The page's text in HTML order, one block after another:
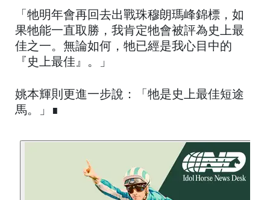
「牠明年會再回去出戰珠穆朗瑪峰錦標，如
果牠能一直取勝，我肯定牠會被評為史上最
佳之一。無論如何，牠已經是我心目中的
『史上最佳』。」
姚本輝則更進一步說：「牠是史上最佳短途
馬。」∎